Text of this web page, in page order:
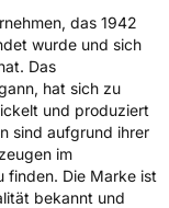
das 1942
wurde und sich
Das
hat sich zu
und produziert
sind aufgrund ihrer
im
finden. Die Marke ist
bekannt und